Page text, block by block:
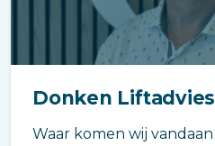
Donken Liftadvies
Waar komen wij vandaan